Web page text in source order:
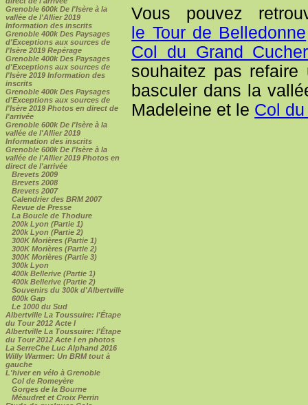
Grenoble 600k De l'Isère à la
vallée de l'Allier 2019
Information des inscrits
Grenoble 400k Des Paysages
d'Exceptions aux sources de
l'Isère 2019 Repérage
Grenoble 400k Des Paysages
d'Exceptions aux sources de
l'Isère 2019 Information des
inscrits
Grenoble 400k Des Paysages
d'Exceptions aux sources de
l'Isère 2019 Photos en direct de
l'arrivée
Grenoble 600k De l'Isère à la
vallée de l'Allier 2019
Information des inscrits
Grenoble 600k De l'Isère à la
vallée de l'Allier 2019 Photos en
direct de l'arrivée
Brevets 2009
Brevets 2008
Brevets 2007
Calendrier des BRM 2007
Revue de Presse
La Boucle de Thodure
200k Lyon (Partie 1)
200k Lyon (Partie 2)
300K Morières (Partie 1)
300K Morières (Partie 2)
300K Morières (Partie 3)
300k Lyon
400k Bellerive (Partie 1)
400k Bellerive (Partie 2)
Souvenirs du 300k d'Albertville
600k Gap
Le 1000 du Sud
Albertville La Toussuire: l'Étape
du Tour 2012 Acte I
Albertville La Toussuire: l'Étape
du Tour 2012 Acte I en photos
La SerreChe Luc Alphand 2016
Willy Warmer: Un BRM tout à
gauche
L'hiver en vélo à Grenoble
Col de Romeyère
Gorges de la Bourne
Méaudret et Croix Perrin
Vous pouvez
le Tour de Belledonne
Col du Grand
souhaitez pas
basculer dans la
Madeleine et le Col